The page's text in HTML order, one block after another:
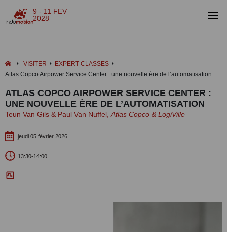
9 - 11 FEV
2028
VISITER
EXPERT CLASSES
Atlas Copco Airpower Service Center : une nouvelle ère de l’automatisation
ATLAS COPCO AIRPOWER SERVICE CENTER :
UNE NOUVELLE ÈRE DE L’AUTOMATISATION
Teun Van Gils & Paul Van Nuffel, Atlas Copco & LogiVille
jeudi 05 février 2026
13:30-14:00